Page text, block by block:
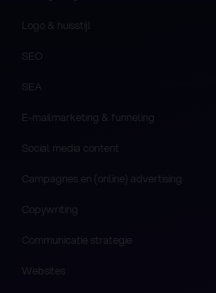
Logo & huisstijl
SEO
SEA
E-mailmarketing & funneling
Social media content
Campagnes en (online) advertising
Copywriting
Communicatie strategie
Websites